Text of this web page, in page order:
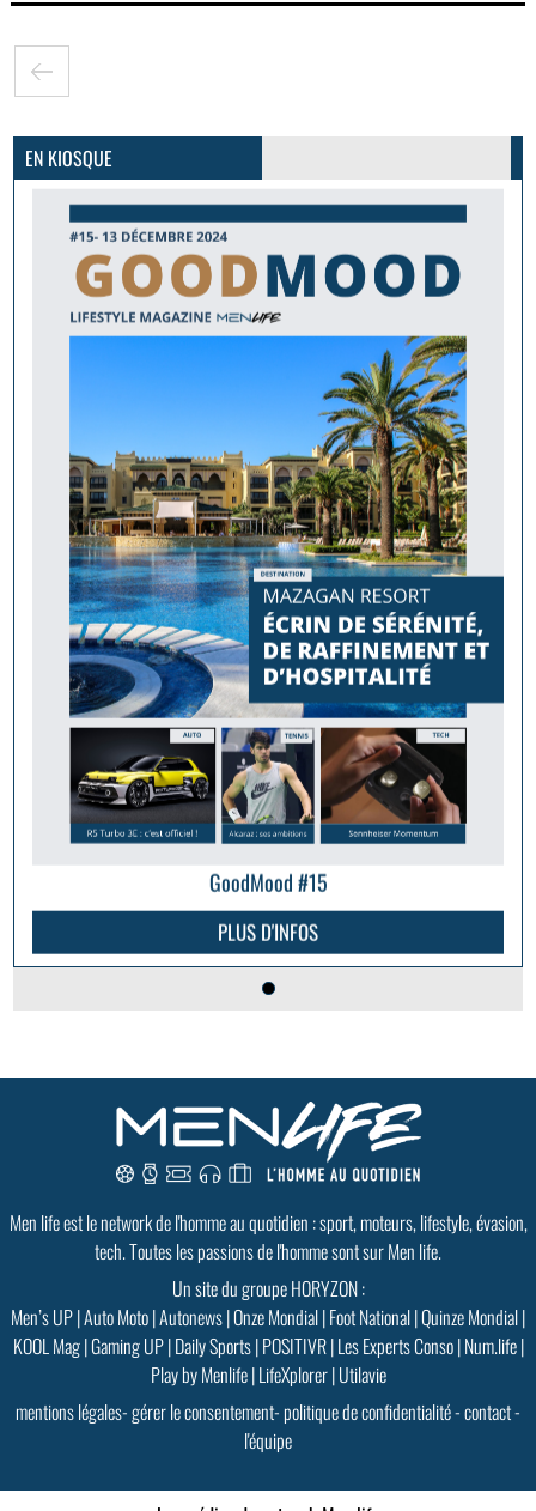
EN KIOSQUE PLUS D'INFOS
GoodMood #15
PLUS D'INFOS
Men life est le network de l'homme au quotidien : sport, moteurs, lifestyle, évasion,
tech. Toutes les passions de l'homme sont sur Men life.
Un site du groupe HORYZON :
Men’s UP|Auto Moto|Autonews|Onze Mondial|Foot National|Quinze Mondial|
KOOL Mag|Gaming UP|Daily Sports|POSITIVR|Les Experts Conso|Num.life|
Play by Menlife|LifeXplorer|Utilavie
mentions légales-gérer le consentement-politique de confidentialité-contact-
l'équipe